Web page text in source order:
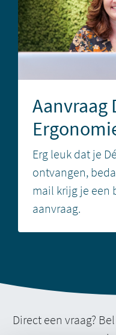
Aanvraag
Erg leuk dat je
ontvangen,
mail krijg je een
aanvraag.
Direct een vraag? Bel